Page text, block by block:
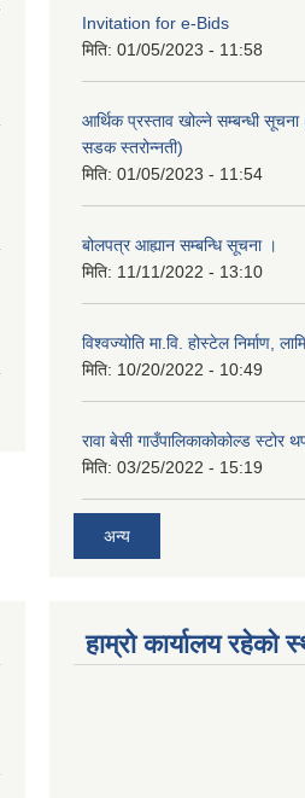
Invitation for e-Bids
मिति: 01/05/2023 - 11:58
आर्थिक प्रस्ताव खोल्ने सम्बन्धी
सडक स्तरोन्नती)
मिति: 01/05/2023 - 11:54
बोलपत्र आह्यान सम्बन्धि सूचना ।
मिति: 11/11/2022 - 13:10
विश्वज्योति मा.वि. होस्टेल निर्माण,
मिति: 10/20/2022 - 10:49
रावा बेसी गाउँपालिकाकोकोल्ड स्टोर
मिति: 03/25/2022 - 15:19
अन्य
हाम्रो कार्यालय रहेको